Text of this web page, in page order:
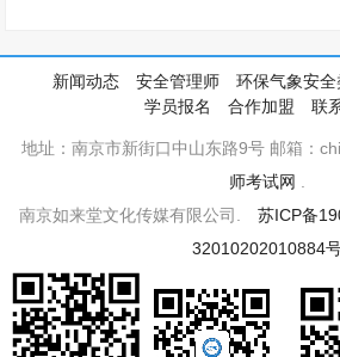
新闻动态 安全管理师 环保气象安全
学员报名
合作加盟 联
地址：南京市新街口中山东路9号 邮箱：
师考试网
南京如来堂文化传媒有限公司. 苏ICP备
32010202010884